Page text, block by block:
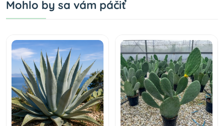
Mohlo by sa vám páčiť